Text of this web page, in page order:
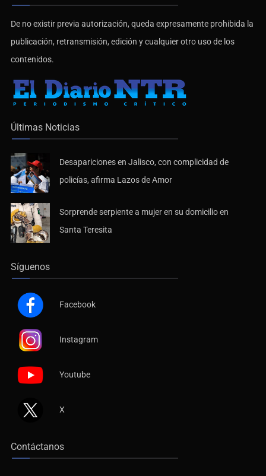
De no existir previa autorización, queda expresamente prohibida la
publicación, retransmisión, edición y cualquier otro uso de los
contenidos.
Últimas Noticias
Desapariciones en Jalisco, con complicidad de
policías, afirma Lazos de Amor
Sorprende serpiente a mujer en su domicilio en
Santa Teresita
Síguenos
Facebook
Instagram
Youtube
X
Contáctanos